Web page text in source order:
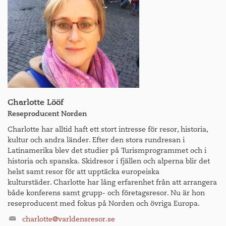
Ett år utnämndes Skulptur i Pilane till en av Europas bästa
skulpturparker av brittiska The Guardian.
Några få verk finns kvar från år till år, bland annat Tony
Craggs vackra skulpturer samt då självfallet Anna.
Sommaren 2026 visas i Pilane ett urval om tolv skulpturer
av den brittiske konstnären Tony Cragg. Naturen har varit
farfaderns gård i södra England. Vissa av de skulpturer
som visas i Pilane är svåra att urskilja från den naturliga
miljön. Det är som om de reste sig direkt ur jorden. Andra
sticker ut, som om de ville markera att de tillhör en tid
som ännu inte infunnit sig.
I Skärhamns vackra hamn, bara en mil ifrån Pilane, ligger
det prisade Nordiska akvarellmuseet med vacker utsikt
över havet. Museet firade 20 år 2020, och dess
målsättning är att beskåda akvarellmålningens teknik från
välkända konstnärer som Salvador Dali, Elsa Beskow,
Charlotte Lööf
Reseproducent Norden
Charlotte har alltid haft ett stort intresse för resor, historia,
kultur och andra länder. Efter den stora rundresan i
Latinamerika blev det studier på Turismprogrammet och i
historia och spanska. Skidresor i fjällen och alperna blir det
helst samt resor för att upptäcka europeiska
kulturstäder. Charlotte har lång erfarenhet från att arrangera
både konferens samt grupp- och företagsresor. Nu är hon
reseproducent med fokus på Norden och övriga Europa.
charlotte@varldensresor.se